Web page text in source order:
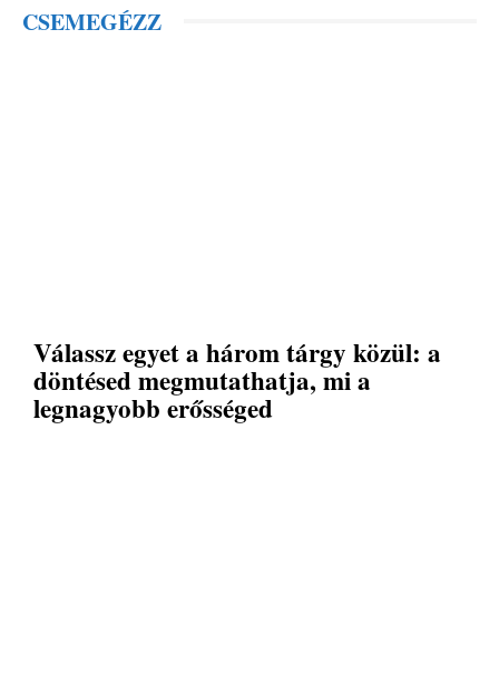
CSEMEGÉZZ
Válassz egyet a három tárgy közül: a
döntésed megmutathatja, mi a
legnagyobb erősséged